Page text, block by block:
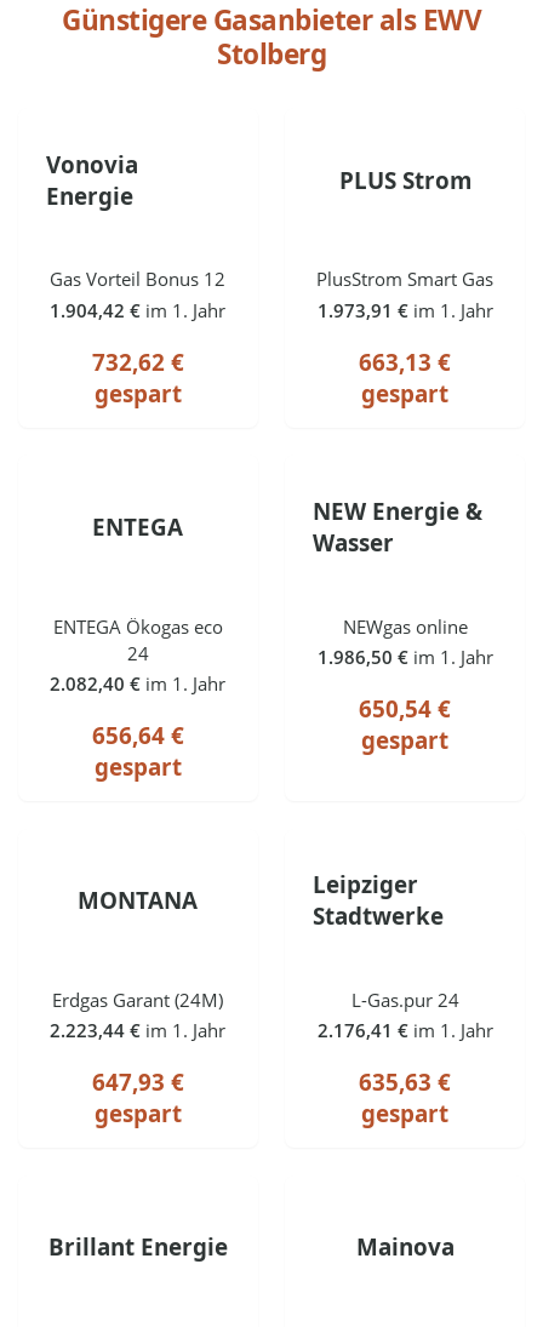
Günstigere Gasanbieter als EWV
Stolberg
Vonovia
Energie
Gas Vorteil Bonus 12
1.904,42 € im 1. Jahr
732,62 €
gespart
PLUS Strom
PlusStrom Smart Gas
1.973,91 € im 1. Jahr
663,13 €
gespart
ENTEGA
ENTEGA Ökogas eco
24
2.082,40 € im 1. Jahr
656,64 €
gespart
NEW Energie &
Wasser
NEWgas online
1.986,50 € im 1. Jahr
650,54 €
gespart
MONTANA
Erdgas Garant (24M)
2.223,44 € im 1. Jahr
647,93 €
gespart
Leipziger
Stadtwerke
L-Gas.pur 24
2.176,41 € im 1. Jahr
635,63 €
gespart
Brillant Energie Mainova